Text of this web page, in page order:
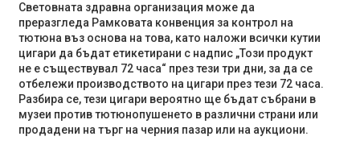
Световната здравна организация може да
преразгледа Рамковата конвенция за контрол на
тютюна въз основа на това, като наложи всички кутии
цигари да бъдат етикетирани с надпис „Този ​​продукт
не е съществувал 72 часа“ през тези три дни, за да се
отбележи производството на цигари през тези 72 часа.
Разбира се, тези цигари вероятно ще бъдат събрани в
музеи против тютюнопушенето в различни страни или
продадени на търг на черния пазар или на аукциони.